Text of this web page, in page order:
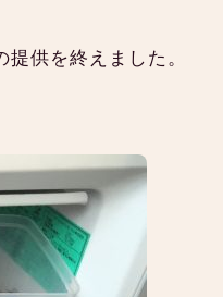
供を終えました。